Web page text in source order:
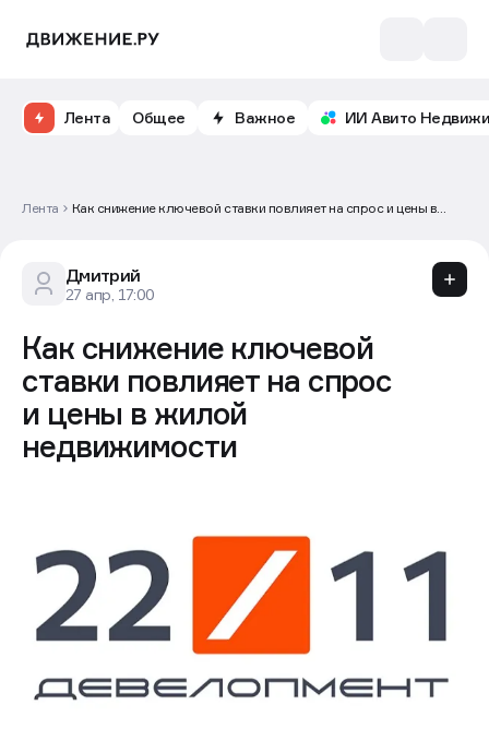
Лента Общее Важное ИИ Авито
Лента
Как снижение ключевой ставки повлияет на спрос и цены в
Дмитрий
27 апр, 17:00
Как снижение ключевой
ставки повлияет на спрос
и цены в жилой
недвижимости